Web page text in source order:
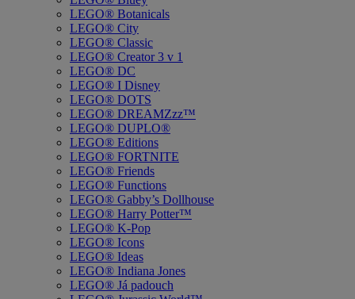
LEGO® Botanicals
LEGO® City
LEGO® Classic
LEGO® Creator 3 v 1
LEGO® DC
LEGO® I Disney
LEGO® DOTS
LEGO® DREAMZzz™
LEGO® DUPLO®
LEGO® Editions
LEGO® FORTNITE
LEGO® Friends
LEGO® Functions
LEGO® Gabby’s Dollhouse
LEGO® Harry Potter™
LEGO® K-Pop
LEGO® Icons
LEGO® Ideas
LEGO® Indiana Jones
LEGO® Já padouch